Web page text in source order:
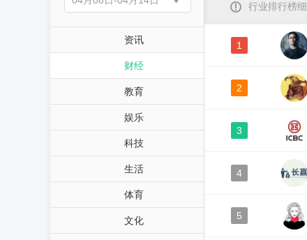
资讯
财经
教育
娱乐
科技
生活
体育
文化
行业排行榜
1
2
3
4
5